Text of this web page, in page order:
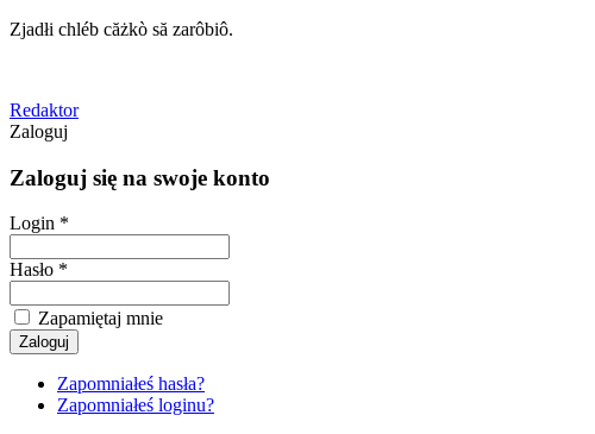
Zjadłi chléb căżkò să zarôbiô.
Redaktor
Zaloguj
Zaloguj się na swoje konto
Login *
Hasło *
Zapamiętaj mnie
Zapomniałeś hasła?
Zapomniałeś loginu?